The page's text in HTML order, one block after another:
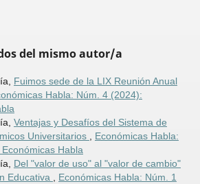
del mismo autor/a
Fuimos sede de la LIX Reunión Anual
Habla: Núm. 4 (2024):
Ventajas y Desafíos del Sistema de
Universitarios
Económicas Habla:
Habla
Del "valor de uso" al "valor de cambio"
Educativa
Económicas Habla: Núm. 1